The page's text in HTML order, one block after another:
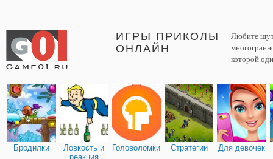
ИГРЫ ПРИКОЛЫ
ОНЛАЙН
Любите
которой
Бродилки
Ловкость и
реакция
Головоломки Стратегии Для девочек